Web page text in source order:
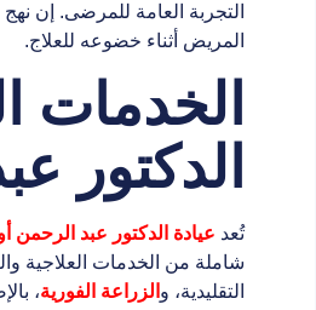
التجربة العامة للمرضى. إن
المريض أثناء خضوعه للعلاج.
الخدمات
الدكتور
تُعد عيادة الدكتور عبد الرحمن
شاملة من الخدمات العلاجية
التقليدية، و الزراعة الفورية،